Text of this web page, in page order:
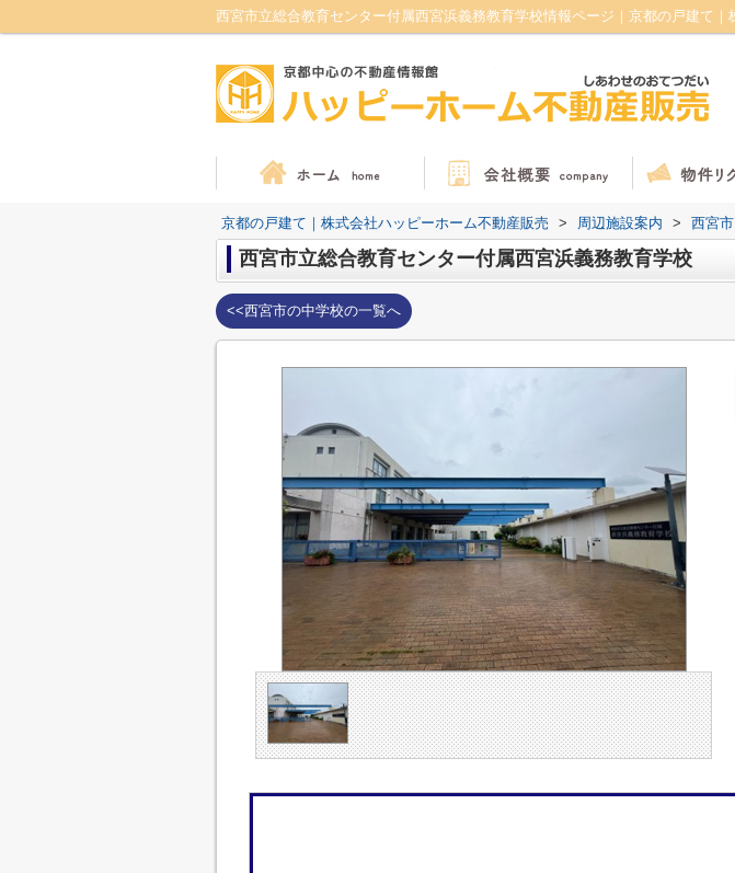
京都の戸建て｜株式会社ハッピーホーム不動産販売 > 周辺施設案内 > 西宮市
西宮市立総合教育センター付属西宮浜義務教育学校
<<西宮市の中学校の一覧へ